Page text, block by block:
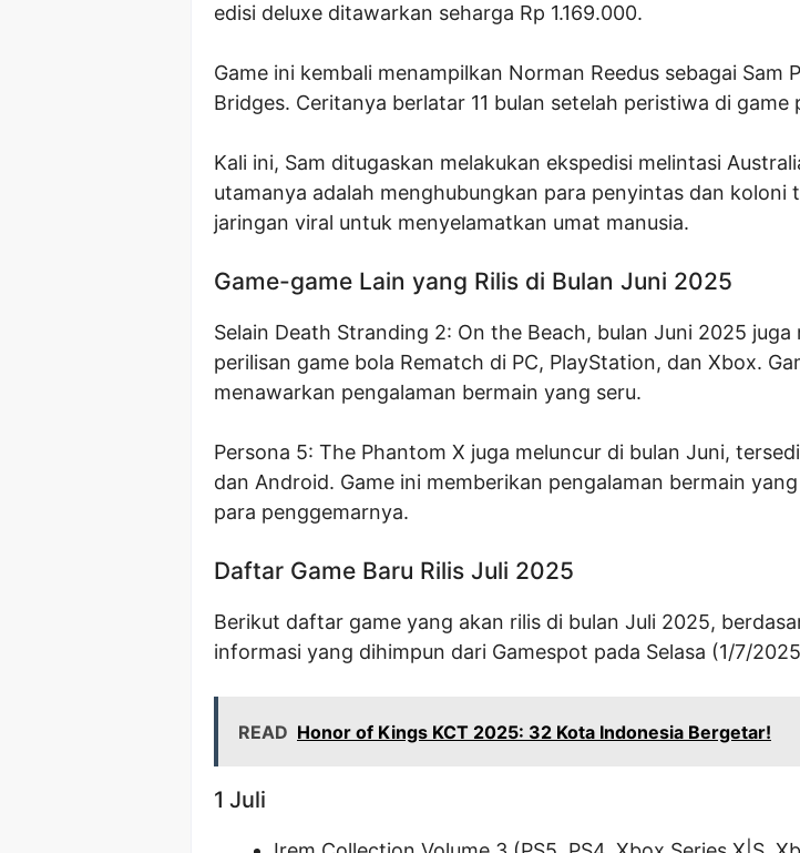
edisi deluxe ditawarkan seharga Rp 1.169.000.
Game ini kembali menampilkan Norman Reedus sebagai Sam
Bridges. Ceritanya berlatar 11 bulan setelah peristiwa di game
Kali ini, Sam ditugaskan melakukan ekspedisi melintasi
utamanya adalah menghubungkan para penyintas dan koloni
jaringan viral untuk menyelamatkan umat manusia.
Game-game Lain yang Rilis di Bulan Juni 2025
Selain Death Stranding 2: On the Beach, bulan Juni 2025 juga
perilisan game bola Rematch di PC, PlayStation, dan Xbox.
menawarkan pengalaman bermain yang seru.
Persona 5: The Phantom X juga meluncur di bulan Juni,
dan Android. Game ini memberikan pengalaman bermain
para penggemarnya.
Daftar Game Baru Rilis Juli 2025
Berikut daftar game yang akan rilis di bulan Juli 2025,
informasi yang dihimpun dari Gamespot pada Selasa (1/7/
READ Honor of Kings KCT 2025: 32 Kota Indonesia Bergetar!
1 Juli